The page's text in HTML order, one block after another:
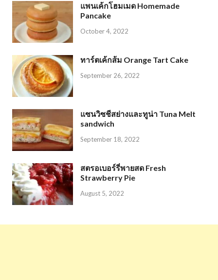
แพนเค้กโฮมเมด Homemade
Pancake
October 4, 2022
ทาร์ตเค้กส้ม Orange Tart Cake
September 26, 2022
แซนวิซชีสย่างและทูน่า Tuna Melt
sandwich
September 18, 2022
สตรอเบอร์รี่พายสด Fresh
Strawberry Pie
August 5, 2022